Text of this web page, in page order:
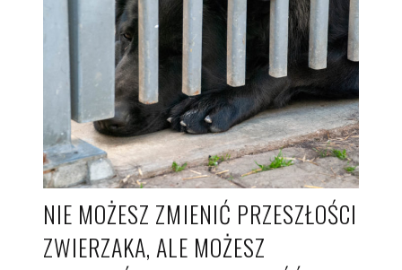
NIE MOŻESZ ZMIENIĆ PRZESZŁOŚCI
ZWIERZAKA, ALE MOŻESZ